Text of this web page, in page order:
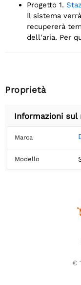
Progetto 1.
Il sistema
recupererà
dell'aria. Per
Proprietà
Informazioni sul
Marca
Modello
€